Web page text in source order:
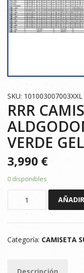
SKU: 101003007003XXL
RRR
VERDE
3,990 €
0 disponibles
SUN"SET"
Categoría: CAMISETA